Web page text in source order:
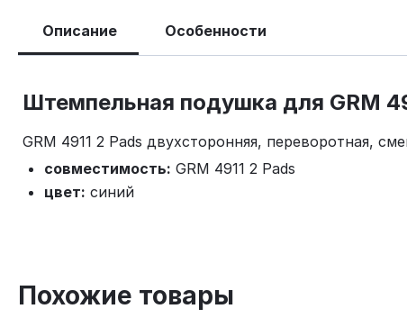
Описание Особенности
Штемпельная подушка для GRM
GRM 4911 2 Pads двухсторонняя, переворотная,
совместимость: GRM 4911 2 Pads
цвет: синий
Похожие товары